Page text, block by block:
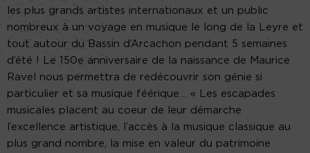
les plus grands artistes internationaux et un public
nombreux à un voyage en musique le long de la Leyre et
tout autour du Bassin d’Arcachon pendant 5 semaines
d’été ! Le 150e anniversaire de la naissance de Maurice
Ravel nous permettra de redécouvrir son génie si
particulier et sa musique féérique… « Les escapades
musicales placent au coeur de leur démarche
l’excellence artistique, l’accès à la musique classique au
plus grand nombre, la mise en valeur du patrimoine